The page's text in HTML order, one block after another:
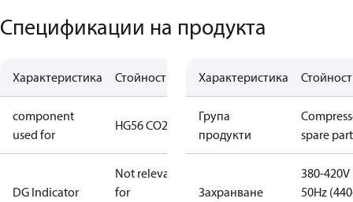
Спецификации на продукта
Характеристика Стойност
component
used for
HG56 CO2 T
DG Indicator
Not relevant
for
Характеристика Стойност
Група
продукти
spare
Захранване
380-420V
50Hz